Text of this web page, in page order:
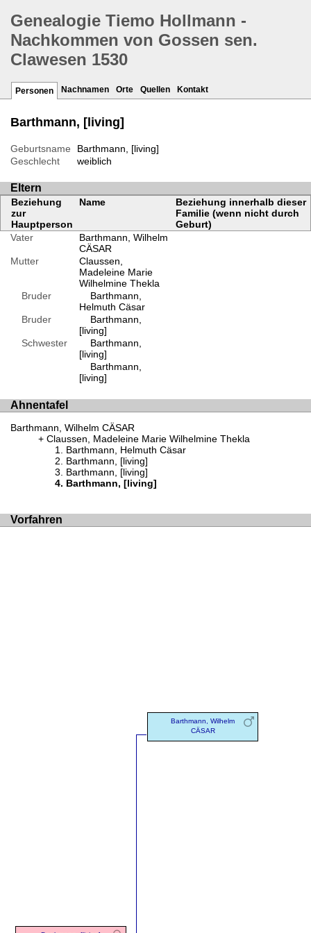
Genealogie Tiemo Hollmann -
Nachkommen von Gossen sen.
Clawesen 1530
Personen Nachnamen Orte Quellen Kontakt
Barthmann, [living]
Geburtsname
Barthmann, [living]
Geschlecht
weiblich
Eltern
Beziehung
zur
Hauptperson
Name
Beziehung innerhalb dieser
Familie (wenn nicht durch
Geburt)
Vater
Barthmann, Wilhelm
CÄSAR
Mutter
Claussen,
Madeleine Marie
Wilhelmine Thekla
Bruder
Barthmann,
Helmuth Cäsar
Bruder
Barthmann,
[living]
Schwester
Barthmann,
[living]
Barthmann,
[living]
Ahnentafel
Barthmann, Wilhelm CÄSAR
Claussen, Madeleine Marie Wilhelmine Thekla
Barthmann, Helmuth Cäsar
Barthmann, [living]
Barthmann, [living]
Barthmann, [living]
Vorfahren
Barthmann, Wilhelm
CÄSAR